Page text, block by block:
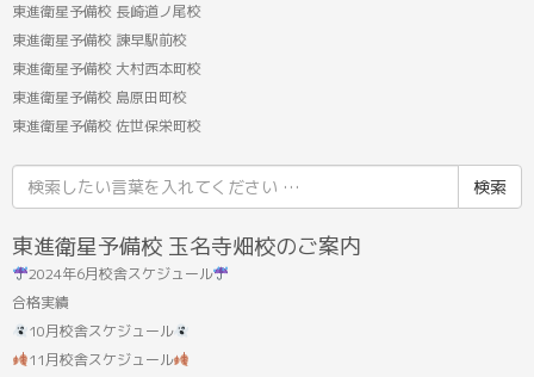
東進衛星予備校 長崎道ノ尾校
東進衛星予備校 諫早駅前校
東進衛星予備校 大村西本町校
東進衛星予備校 島原田町校
東進衛星予備校 佐世保栄町校
索
結
果:
東進衛星予備校 玉名寺畑校のご案内
2024年6月校舎スケジュール
合格実績
10月校舎スケジュール
11月校舎スケジュール